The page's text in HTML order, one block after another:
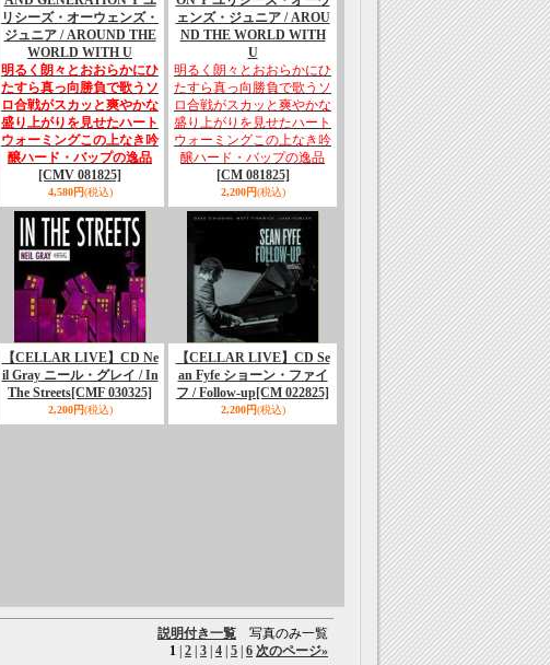
リシーズ・オーウェンズ・
ジュニア / AROUND THE
WORLD WITH U
明るく朗々とおおらかにひ
たすら真っ向勝負で歌うソ
ロ合戦がスカッと爽やかな
盛り上がりを見せたハート
ウォーミングこの上なき吟
醸ハード・バップの逸品
[CMV 081825]
4,580円(税込)
ェンズ・ジュニア / AROU
ND THE WORLD WITH
U
明るく朗々とおおらかにひ
たすら真っ向勝負で歌うソ
ロ合戦がスカッと爽やかな
盛り上がりを見せたハート
ウォーミングこの上なき吟
醸ハード・バップの逸品
[CM 081825]
2,200円(税込)
【CELLAR LIVE】CD Ne
il Gray ニール・グレイ / In
The Streets[CMF 030325]
2,200円(税込)
【CELLAR LIVE】CD Se
an Fyfe ショーン・ファイ
フ / Follow-up[CM 022825]
2,200円(税込)
説明付き一覧 写真のみ一覧
1 2 3 4 5 6 次のページ»